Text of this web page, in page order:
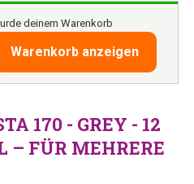
deinem Warenkorb
Warenkorb anzeigen
170 - GREY - 12
– FÜR MEHRERE